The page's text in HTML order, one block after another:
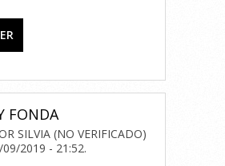
FONDA
SILVIA (NO VERIFICADO)
2019 - 21:52.